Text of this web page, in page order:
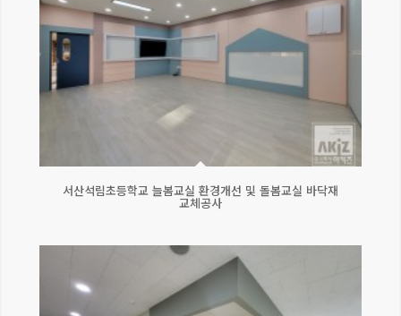
서산석림초등학교 늘봄교실 환경개선 및 돌봄교실 바닥재
교체공사